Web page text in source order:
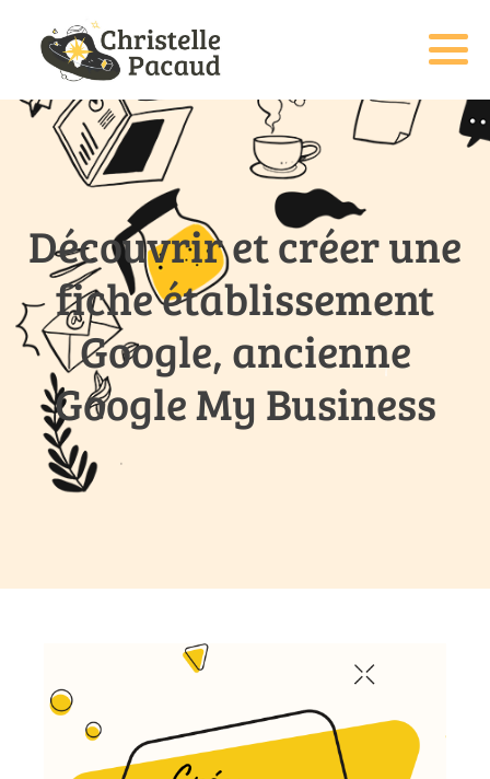
Découvrir et créer une
fiche établissement
Google, ancienne
Google My Business